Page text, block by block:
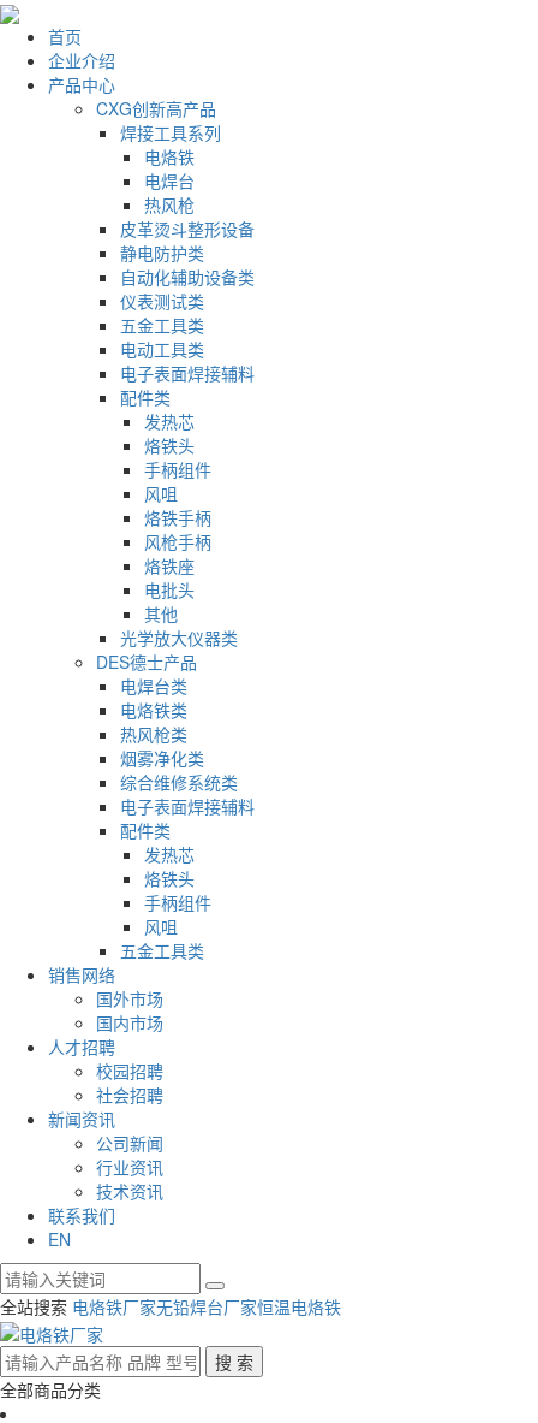
首页
企业介绍
产品中心
CXG创新高产品
焊接工具系列
电烙铁
电焊台
热风枪
皮革烫斗整形设备
静电防护类
自动化辅助设备类
仪表测试类
五金工具类
电动工具类
电子表面焊接辅料
配件类
发热芯
烙铁头
手柄组件
风咀
烙铁手柄
风枪手柄
烙铁座
电批头
其他
光学放大仪器类
DES德士产品
电焊台类
电烙铁类
热风枪类
烟雾净化类
综合维修系统类
电子表面焊接辅料
配件类
发热芯
烙铁头
手柄组件
风咀
五金工具类
销售网络
国外市场
国内市场
人才招聘
校园招聘
社会招聘
新闻资讯
公司新闻
行业资讯
技术资讯
联系我们
EN
全站搜索 电烙铁厂家无铅焊台厂家恒温电烙铁
全部商品分类